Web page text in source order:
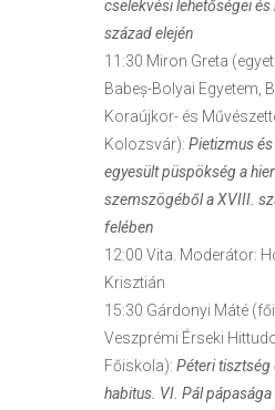
cselekvési lehetőségei és
század elején
11:30 Miron Greta
Babeș-Bolyai Egyetem,
Koraújkor- és
Kolozsvár): Pietizmus
egyesült püspökség a
szemszögéből a XVIII.
felében
12:00 Vita. Moderátor:
Krisztián
15:30 Gárdonyi Máté
Veszprémi Érseki
Főiskola): Péteri tisztség
habitus. VI. Pál pápasága